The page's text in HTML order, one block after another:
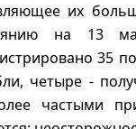
их
на 13
35
четыре -
частыми